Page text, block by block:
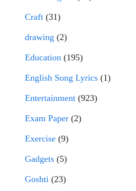
Craft (31)
drawing (2)
Education (195)
English Song Lyrics (1)
Entertainment (923)
Exam Paper (2)
Exercise (9)
Gadgets (5)
Goshti (23)